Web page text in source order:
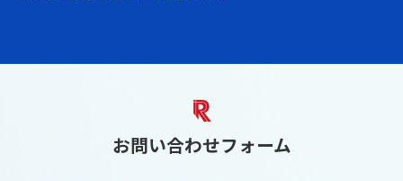
お問い合わせフォーム